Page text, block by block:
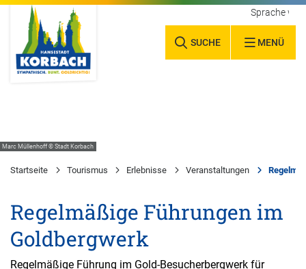
SUCHE MENÜ
Sprache
Marc Müllenhoff © Stadt Korbach
Startseite Tourismus Erlebnisse Veranstaltungen
Regelmäßige Führungen im
Goldbergwerk
Regelmäßige Führung im Gold-Besucherbergwerk für